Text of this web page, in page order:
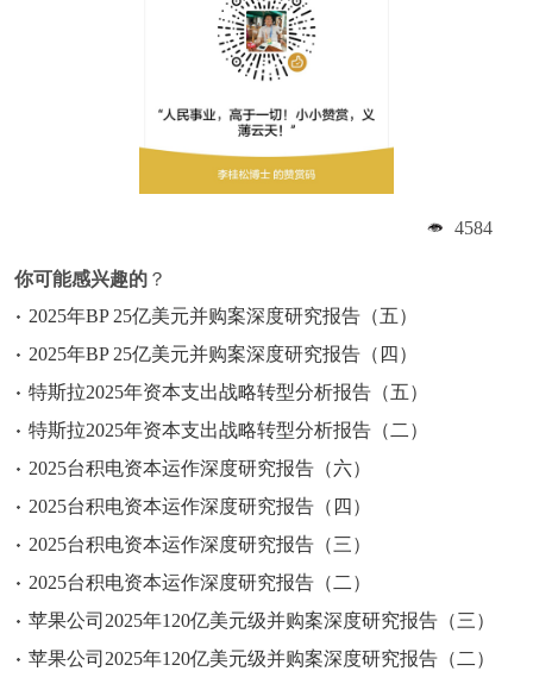
4584
你可能感兴趣的 ？
2025年BP 25亿美元并购案深度研究报告（五）
2025年BP 25亿美元并购案深度研究报告（四）
特斯拉2025年资本支出战略转型分析报告（五）
特斯拉2025年资本支出战略转型分析报告（二）
2025台积电资本运作深度研究报告（六）
2025台积电资本运作深度研究报告（四）
2025台积电资本运作深度研究报告（三）
2025台积电资本运作深度研究报告（二）
苹果公司2025年120亿美元级并购案深度研究报告（三）
苹果公司2025年120亿美元级并购案深度研究报告（二）